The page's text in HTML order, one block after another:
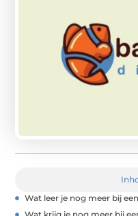
Wat leer je nog meer bij